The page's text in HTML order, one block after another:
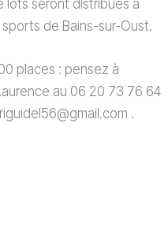
seront distribués à
sports de Bains-sur-Oust.
places : pensez à
au 06 20 73 76 64
.